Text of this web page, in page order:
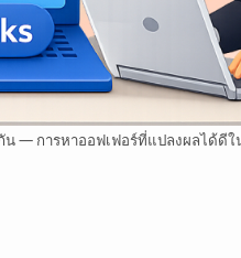
— การหาออฟเฟอร์ที่แปลงผลได้ดี